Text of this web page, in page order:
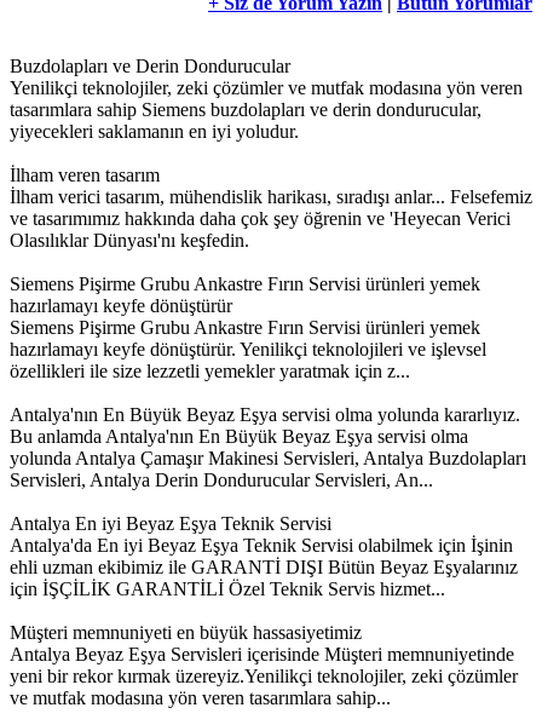
Buzdolapları ve Derin Dondurucular
Yenilikçi teknolojiler, zeki çözümler ve mutfak modasına yön veren
tasarımlara sahip Siemens buzdolapları ve derin dondurucular,
yiyecekleri saklamanın en iyi yoludur.
İlham veren tasarım
İlham verici tasarım, mühendislik harikası, sıradışı anlar... Felsefemiz
ve tasarımımız hakkında daha çok şey öğrenin ve 'Heyecan Verici
Olasılıklar Dünyası'nı keşfedin.
Siemens Pişirme Grubu Ankastre Fırın Servisi ürünleri yemek
hazırlamayı keyfe dönüştürür
Siemens Pişirme Grubu Ankastre Fırın Servisi ürünleri yemek
hazırlamayı keyfe dönüştürür. Yenilikçi teknolojileri ve işlevsel
özellikleri ile size lezzetli yemekler yaratmak için z...
Antalya'nın En Büyük Beyaz Eşya servisi olma yolunda kararlıyız.
Bu anlamda Antalya'nın En Büyük Beyaz Eşya servisi olma
yolunda Antalya Çamaşır Makinesi Servisleri, Antalya Buzdolapları
Servisleri, Antalya Derin Dondurucular Servisleri, An...
Antalya En iyi Beyaz Eşya Teknik Servisi
Antalya'da En iyi Beyaz Eşya Teknik Servisi olabilmek için İşinin
ehli uzman ekibimiz ile GARANTİ DIŞI Bütün Beyaz Eşyalarınız
için İŞÇİLİK GARANTİLİ Özel Teknik Servis hizmet...
Müşteri memnuniyeti en büyük hassasiyetimiz
Antalya Beyaz Eşya Servisleri içerisinde Müşteri memnuniyetinde
yeni bir rekor kırmak üzereyiz.Yenilikçi teknolojiler, zeki çözümler
ve mutfak modasına yön veren tasarımlara sahip...